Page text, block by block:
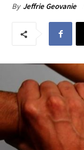
By Jeffrie Geovanie